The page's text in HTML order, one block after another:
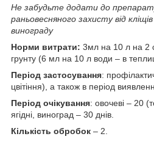
Не забудьте додати до
раньовесняного захисту від
винограду
Норми витрати: 3мл на 10 л на 2
грунту (6 мл на 10 л води – в
Період застосування:
цвітіння), а також в період
Період очікування: овочеві – 20
ягідні, виноград – 30 днів.
Кількість обробок – 2.